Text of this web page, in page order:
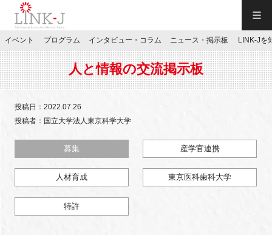
JP／EN
特別会員専用メニュー
施設ご予約
イベント プログラム インタビュー・コラム ニュース・掲示板 LINK-Jを
人と情報の交流掲示板
投稿日：2022.07.26
投稿者：国立大学法人東京科学大学
募集 産学官連携
人材育成 東京医科歯科大学
特許